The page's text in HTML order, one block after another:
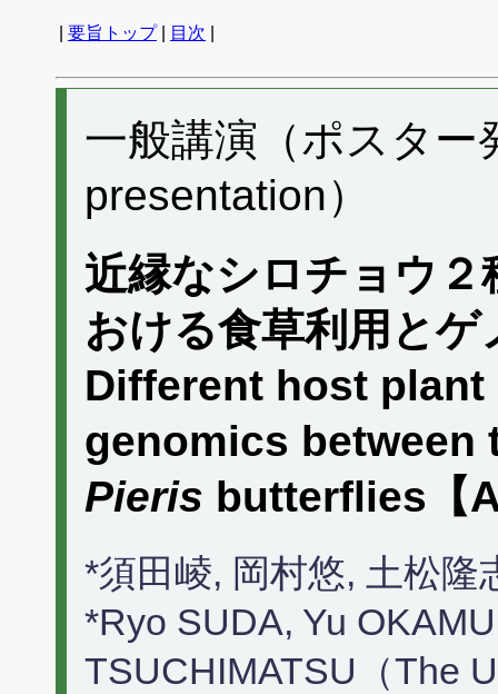
要旨トップ| 目次
一般講演（ポスタ
presentation）
近縁なシロチョウ２
おける食草利用と
Different host
genomics between
Pieris butterflies【
*須田崚, 岡村悠, 土松隆
*Ryo SUDA, Yu
TSUCHIMATSU（The